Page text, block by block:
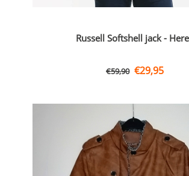
Russell Softshell jack -
€59,90 €29,95